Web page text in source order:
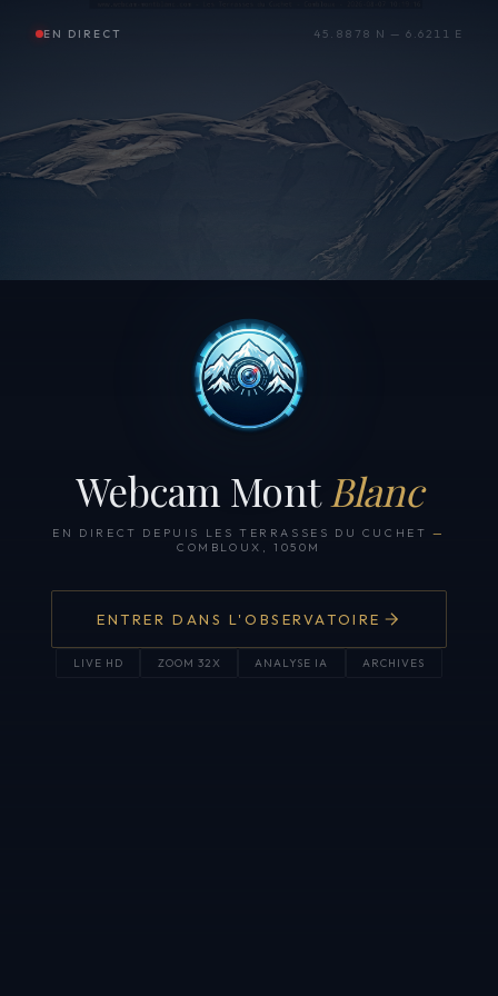
EN DIRECT 45.8878 N — 6.6211 E
Webcam Mont Blanc
EN DIRECT DEPUIS LES TERRASSES DU CUCHET —
COMBLOUX, 1050M
ENTRER DANS L'OBSERVATOIRE
LIVE HD ZOOM 32X ANALYSE IA ARCHIVES